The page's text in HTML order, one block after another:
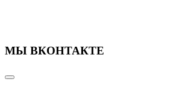
МЫ ВКОНТАКТЕ